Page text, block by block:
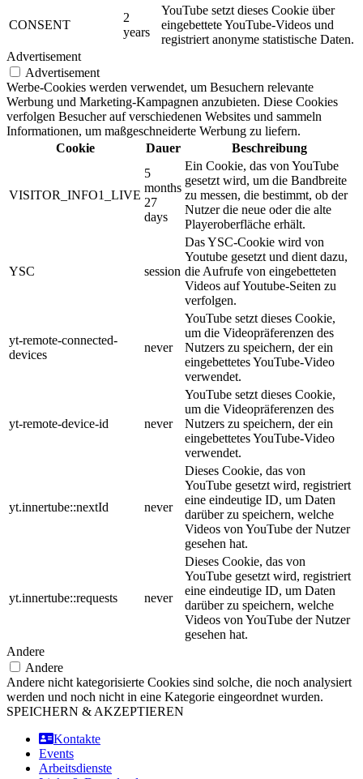
CONSENT
2
years
YouTube setzt dieses Cookie über
eingebettete YouTube-Videos und
registriert anonyme statistische Daten.
Advertisement
Advertisement
Werbe-Cookies werden verwendet, um Besuchern relevante
Werbung und Marketing-Kampagnen anzubieten. Diese Cookies
verfolgen Besucher auf verschiedenen Websites und sammeln
Informationen, um maßgeschneiderte Werbung zu liefern.
Cookie
Dauer Beschreibung
VISITOR_INFO1_LIVE
5
months
27
days
Ein Cookie, das von YouTube
gesetzt wird, um die Bandbreite
zu messen, die bestimmt, ob der
Nutzer die neue oder die alte
Playeroberfläche erhält.
YSC session
Das YSC-Cookie wird von
Youtube gesetzt und dient dazu,
die Aufrufe von eingebetteten
Videos auf Youtube-Seiten zu
verfolgen.
yt-remote-connected-
devices
never
YouTube setzt dieses Cookie,
um die Videopräferenzen des
Nutzers zu speichern, der ein
eingebettetes YouTube-Video
verwendet.
yt-remote-device-id never
YouTube setzt dieses Cookie,
um die Videopräferenzen des
Nutzers zu speichern, der ein
eingebettetes YouTube-Video
verwendet.
yt.innertube::nextId never
Dieses Cookie, das von
YouTube gesetzt wird, registriert
eine eindeutige ID, um Daten
darüber zu speichern, welche
Videos von YouTube der Nutzer
gesehen hat.
yt.innertube::requests never
Dieses Cookie, das von
YouTube gesetzt wird, registriert
eine eindeutige ID, um Daten
darüber zu speichern, welche
Videos von YouTube der Nutzer
gesehen hat.
Andere
Andere
Andere nicht kategorisierte Cookies sind solche, die noch analysiert
werden und noch nicht in eine Kategorie eingeordnet wurden.
SPEICHERN & AKZEPTIEREN
Kontakte
Events
Arbeitsdienste